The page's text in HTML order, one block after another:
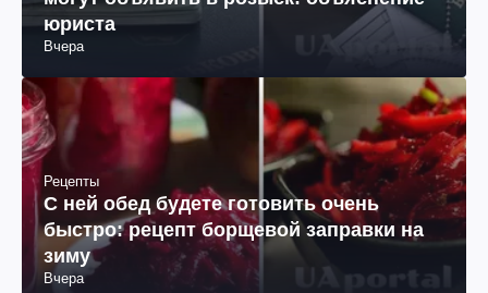
юриста
Вчера
Рецепты
С ней обед будете готовить очень
быстро: рецепт борщевой заправки на
зиму
Вчера